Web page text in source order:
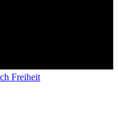
Freiheit